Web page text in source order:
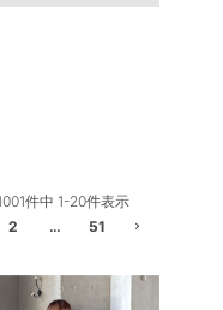
件中 1-20件表示
2 … 51